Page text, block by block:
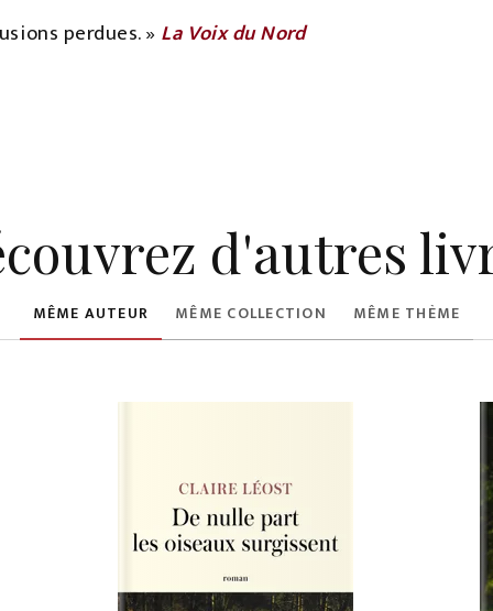
perdues. » La Voix du Nord
d'autres
MÊME AUTEUR MÊME COLLECTION MÊME THÈME